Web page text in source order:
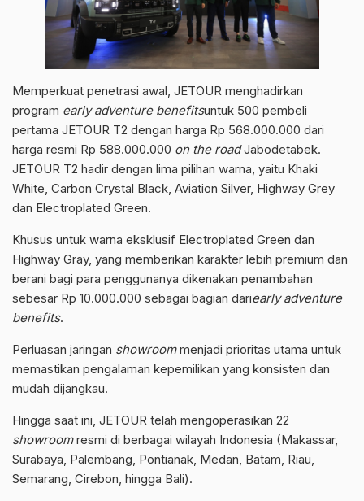
Memperkuat penetrasi awal, JETOUR menghadirkan
program early adventure benefitsuntuk 500 pembeli
pertama JETOUR T2 dengan harga Rp 568.000.000 dari
harga resmi Rp 588.000.000 on the roadJabodetabek.
JETOUR T2 hadir dengan lima pilihan warna, yaitu Khaki
White, Carbon Crystal Black, Aviation Silver, Highway Grey
dan Electroplated Green.
Khusus untuk warna eksklusif Electroplated Green dan
Highway Gray, yang memberikan karakter lebih premium dan
berani bagi para penggunanya dikenakan penambahan
sebesar Rp 10.000.000 sebagai bagian dariearly adventure
benefits.
Perluasan jaringan showroommenjadi prioritas utama untuk
memastikan pengalaman kepemilikan yang konsisten dan
mudah dijangkau.
Hingga saat ini, JETOUR telah mengoperasikan 22
showroomresmi di berbagai wilayah Indonesia (Makassar,
Surabaya, Palembang, Pontianak, Medan, Batam, Riau,
Semarang, Cirebon, hingga Bali).